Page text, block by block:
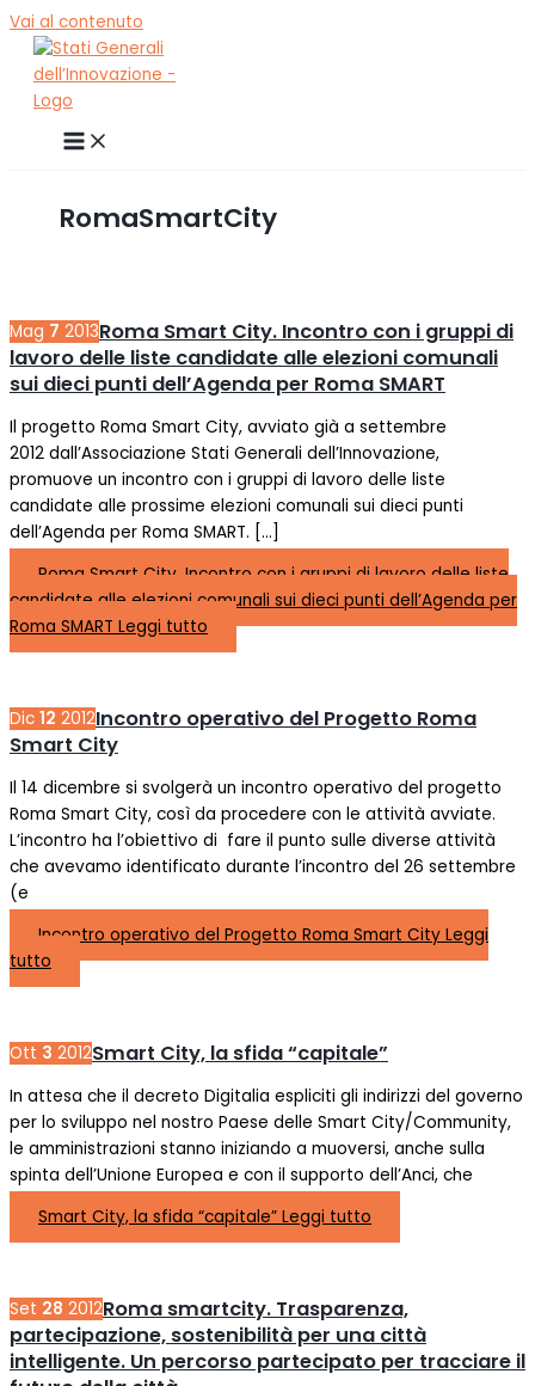
Vai al contenuto
RomaSmartCity
Mag 7 2013Roma Smart City. Incontro con i gruppi di
lavoro delle liste candidate alle elezioni comunali
sui dieci punti dell’Agenda per Roma SMART
Il progetto Roma Smart City, avviato già a settembre
2012 dall’Associazione Stati Generali dell’Innovazione,
promuove un incontro con i gruppi di lavoro delle liste
candidate alle prossime elezioni comunali sui dieci punti
dell’Agenda per Roma SMART. […]
Roma Smart City. Incontro con i gruppi di lavoro delle liste
candidate alle elezioni comunali sui dieci punti dell’Agenda per
Roma SMART Leggi tutto
Dic 12 2012Incontro operativo del Progetto Roma
Smart City
Il 14 dicembre si svolgerà un incontro operativo del progetto
Roma Smart City, così da procedere con le attività avviate.
L’incontro ha l’obiettivo di fare il punto sulle diverse attività
che avevamo identificato durante l’incontro del 26 settembre
(e
Incontro operativo del Progetto Roma Smart City Leggi
tutto
Ott 3 2012Smart City, la sfida “capitale”
In attesa che il decreto Digitalia espliciti gli indirizzi del governo
per lo sviluppo nel nostro Paese delle Smart City/Community,
le amministrazioni stanno iniziando a muoversi, anche sulla
spinta dell’Unione Europea e con il supporto dell’Anci, che
Smart City, la sfida “capitale” Leggi tutto
Set 28 2012Roma smartcity. Trasparenza,
partecipazione, sostenibilità per una città
intelligente. Un percorso partecipato per tracciare il